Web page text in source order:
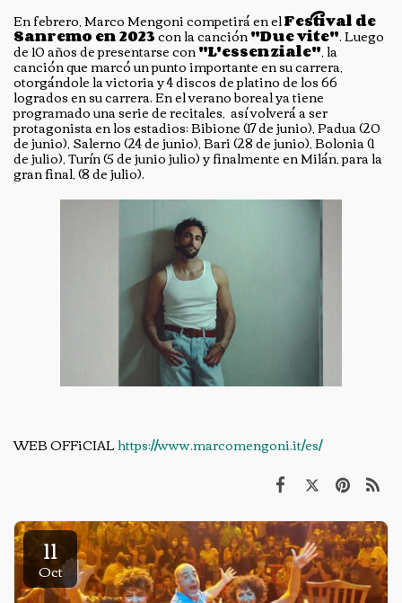
En febrero, Marco Mengoni competirá en elFestival de
Sanremo en 2023con la canción"Due vite". Luego
de 10 años de presentarse con"L'essenziale", la
canción que marcó un punto importante en su carrera,
otorgándole la victoria y 4 discos de platino de los 66
logrados en su carrera. En el verano boreal ya tiene
programado una serie de recitales, así volverá a ser
protagonista en los estadios: Bibione (17 de junio), Padua (20
de junio), Salerno (24 de junio), Bari (28 de junio), Bolonia (1
de julio), Turín (5 de junio julio) y finalmente en Milán, para la
gran final, (8 de julio).
WEB OFFiCIALhttps://www.marcomengoni.it/es/
11
Oct